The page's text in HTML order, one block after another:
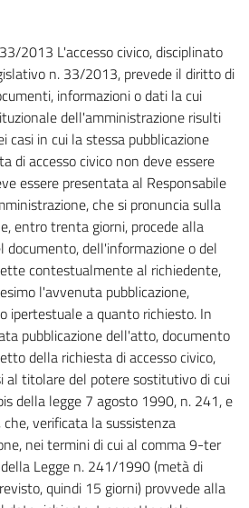
2013 L'accesso civico, disciplinato
n. 33/2013, prevede il diritto di
informazioni o dati la cui
dell'amministrazione risulti
casi in cui la stessa pubblicazione
di accesso civico non deve essere
essere presentata al Responsabile
che si pronuncia sulla
entro trenta giorni, procede alla
documento, dell'informazione o del
contestualmente al richiedente,
l'avvenuta pubblicazione,
ipertestuale a quanto richiesto. In
pubblicazione dell'atto, documento
della richiesta di accesso civico,
al titolare del potere sostitutivo di cui
della legge 7 agosto 1990, n. 241, e
verificata la sussistenza
nei termini di cui al comma 9-ter
Legge n. 241/1990 (metà di
quindi 15 giorni) provvede alla